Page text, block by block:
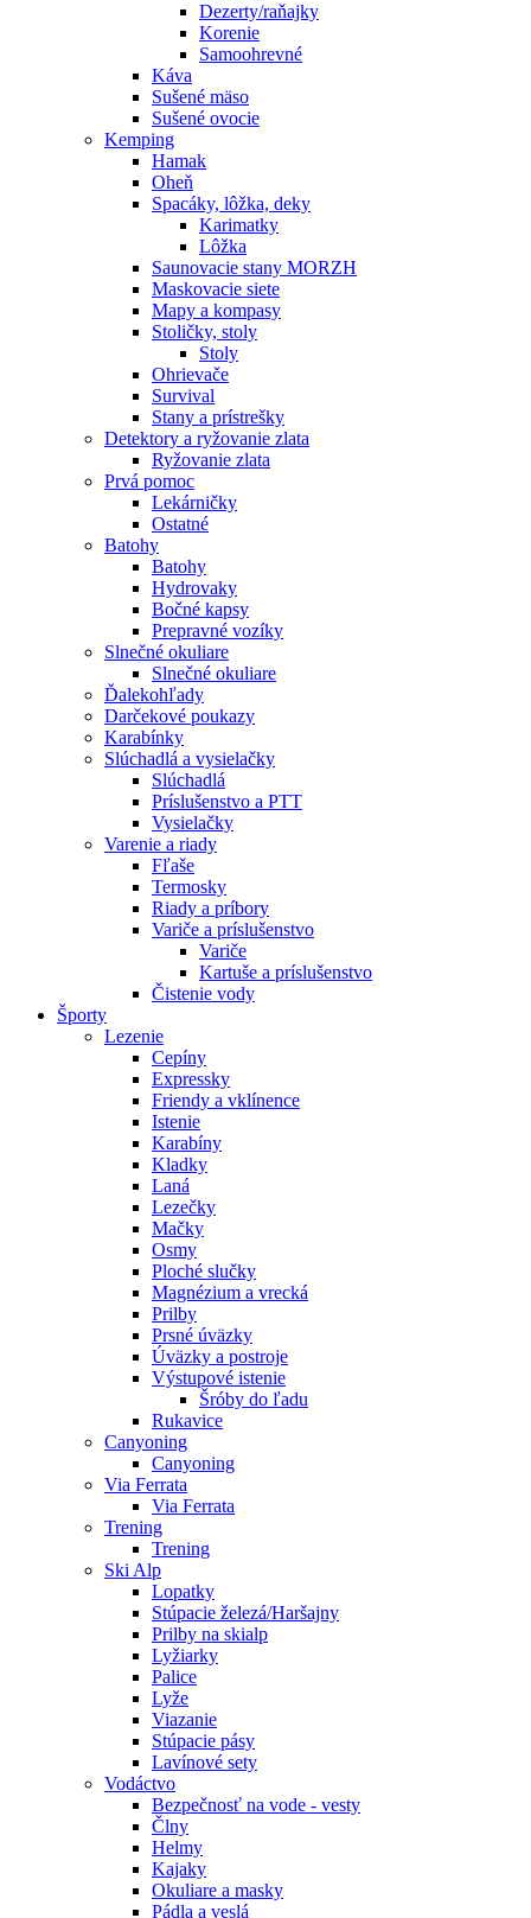
Dezerty/raňajky
Korenie
Samoohrevné
Káva
Sušené mäso
Sušené ovocie
Kemping
Hamak
Oheň
Spacáky, lôžka, deky
Karimatky
Lôžka
Saunovacie stany MORZH
Maskovacie siete
Mapy a kompasy
Stoličky, stoly
Stoly
Ohrievače
Survival
Stany a prístrešky
Detektory a ryžovanie zlata
Ryžovanie zlata
Prvá pomoc
Lekárničky
Ostatné
Batohy
Batohy
Hydrovaky
Bočné kapsy
Prepravné vozíky
Slnečné okuliare
Slnečné okuliare
Ďalekohľady
Darčekové poukazy
Karabínky
Slúchadlá a vysielačky
Slúchadlá
Príslušenstvo a PTT
Vysielačky
Varenie a riady
Fľaše
Termosky
Riady a príbory
Variče a príslušenstvo
Variče
Kartuše a príslušenstvo
Čistenie vody
Športy
Lezenie
Cepíny
Expressky
Friendy a vklínence
Istenie
Karabíny
Kladky
Laná
Lezečky
Mačky
Osmy
Ploché slučky
Magnézium a vrecká
Prilby
Prsné úväzky
Úväzky a postroje
Výstupové istenie
Šróby do ľadu
Rukavice
Canyoning
Canyoning
Via Ferrata
Via Ferrata
Trening
Trening
Ski Alp
Lopatky
Stúpacie železá/Haršajny
Prilby na skialp
Lyžiarky
Palice
Lyže
Viazanie
Stúpacie pásy
Lavínové sety
Vodáctvo
Bezpečnosť na vode - vesty
Člny
Helmy
Kajaky
Okuliare a masky
Pádla a veslá